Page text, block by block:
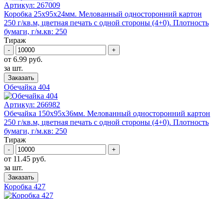
Артикул: 267009
Коробка 25x95х24мм. Mелованный односторонний картон
250 г/кв.м, цветная печать с одной стороны (4+0). Плотность
бумаги, г/м.кв: 250
Тираж
- +
от 6.99 руб.
за шт.
Заказать
Обечайка 404
Артикул: 266982
Обечайка 150x95х36мм. Mелованный односторонний картон
250 г/кв.м, цветная печать с одной стороны (4+0). Плотность
бумаги, г/м.кв: 250
Тираж
- +
от 11.45 руб.
за шт.
Заказать
Коробка 427